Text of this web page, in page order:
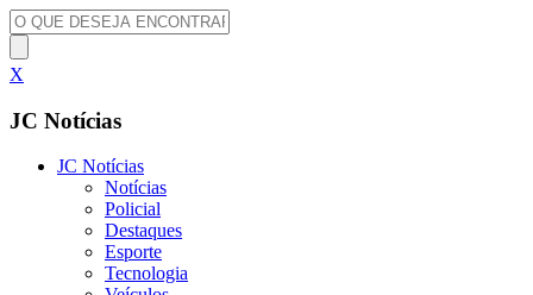
X
JC Notícias
JC Notícias
Notícias
Policial
Destaques
Esporte
Tecnologia